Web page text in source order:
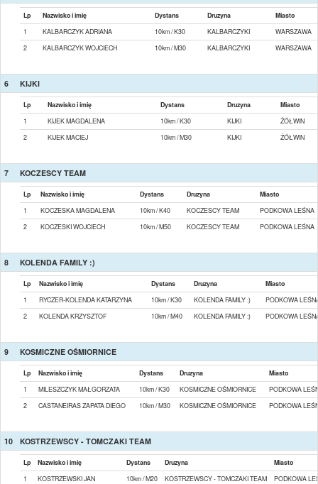
Lp Nazwisko i imię Dystans Druzyna
Miasto
1
KALBARCZYK ADRIANA 10km / K30 KALBARCZYKI
WARSZAWA
2
KALBARCZYK WOJCIECH 10km / M30 KALBARCZYKI WARSZAWA
6 KIJKI
Lp Nazwisko i imię Dystans Druzyna
Miasto
1
KIJEK MAGDALENA 10km / K30 KIJKI
ŻÓŁWIN
2
KIJEK MACIEJ 10km / M30 KIJKI ŻÓŁWIN
7 KOCZESCY TEAM
Lp Nazwisko i imię Dystans Druzyna
Miasto
1
KOCZESKA MAGDALENA 10km / K40 KOCZESCY TEAM
PODKOWA LEŚNA
2
KOCZESKI WOJCIECH 10km / M50 KOCZESCY TEAM PODKOWA LEŚNA
8 KOLENDA FAMILY :)
Lp Nazwisko i imię Dystans Druzyna
Miasto
1
RYCZER-KOLENDA KATARZYNA 10km / K30 KOLENDA FAMILY :)
PODKOWA
2
KOLENDA KRZYSZTOF 10km / M40 KOLENDA FAMILY :) PODKOWA
9 KOSMICZNE OŚMIORNICE
Lp Nazwisko i imię Dystans Druzyna
Miasto
1
MILESZCZYK MAŁGORZATA 10km / K30 KOSMICZNE OŚMIORNICE
PODKOWA
2
CASTANEIRAS ZAPATA DIEGO 10km / M30 KOSMICZNE OŚMIORNICE PODKOWA
10 KOSTRZEWSCY - TOMCZAKI TEAM
Lp Nazwisko i imię Dystans Druzyna
Miasto
1
KOSTRZEWSKI JAN 10km / M20 KOSTRZEWSCY - TOMCZAKI TEAM
PODKOWA